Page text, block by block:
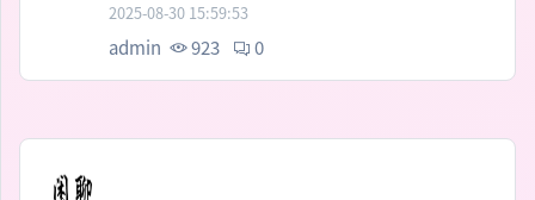
2025-08-30 15:59:53
admin 923 0